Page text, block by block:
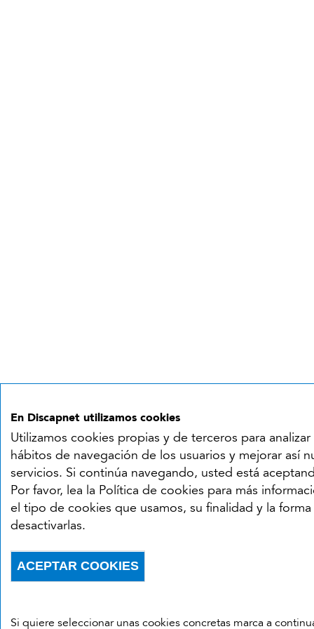
En Discapnet utilizamos cookies
Utilizamos cookies propias y de terceros para analizar
hábitos de navegación de los usuarios y mejorar así
servicios. Si continúa navegando, usted está
Por favor, lea la Política de cookies para más
el tipo de cookies que usamos, su finalidad y la
desactivarlas.
Si quiere seleccionar unas cookies concretas marca a
ACEPTAR COOKIES